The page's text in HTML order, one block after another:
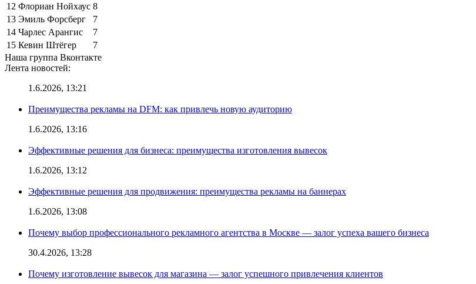
12 Флориан Нойхаус 8
13 Эмиль Форсберг
7
14 Чарлес Арангис
7
15 Кевин Штёгер
7
Наша группа Вконтакте
Лента новостей:
1.6.2026, 13:21
Преимущества рекламы на DFM: как привлечь новую аудиторию
1.6.2026, 13:16
Эффективные решения для бизнеса: преимущества изготовления вывесок
1.6.2026, 13:12
Эффективные решения для продвижения: преимущества рекламы на баннерах
1.6.2026, 13:08
Почему выбор профессионального рекламного агентства в Москве — залог успеха вашего бизнеса
30.4.2026, 13:28
Почему изготовление вывесок для магазина — залог успешного привлечения клиентов